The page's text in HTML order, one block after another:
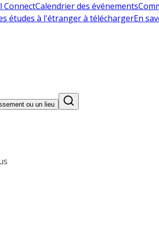
ConnectCalendrier des événements
études à l'étranger à téléchargerEn
ou un lieu